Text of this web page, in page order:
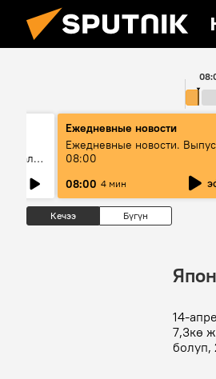
абалы,
Ежедневные новости
Ежедневные новости.
08:00
08:00 4 мин
Кечээ Бүгүн
14-
7,3кө
болуп,